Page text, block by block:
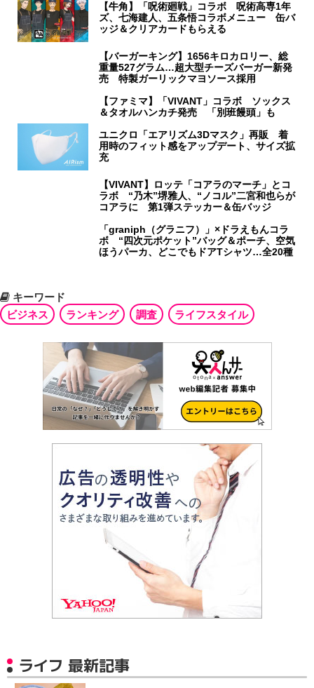
【牛角】「呪術廻戦」コラボ 呪術高専1年
ズ、七海建人、五条悟コラボメニュー 缶バ
ッジ＆クリアカードもらえる
【バーガーキング】1656キロカロリー、総
重量527グラム…超大型チーズバーガー新発
売 特製ガーリックマヨソース採用
【ファミマ】「VIVANT」コラボ ソックス
＆タオルハンカチ発売 「別班饅頭」も
ユニクロ「エアリズム3Dマスク」再販 着
用時のフィット感をアップデート、サイズ拡
充
【VIVANT】ロッテ「コアラのマーチ」とコ
ラボ “乃木”堺雅人、“ノコル”二宮和也らが
コアラに 第1弾ステッカー＆缶バッジ
「graniph（グラニフ）」×ドラえもんコラ
ボ “四次元ポケット”バッグ＆ポーチ、空気
ほうパーカ、どこでもドアTシャツ…全20種
キーワード
ビジネス
ランキング 調査 ライフスタイル
ライフ 最新記事